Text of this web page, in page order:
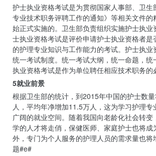
护士执业资格考试是为贯彻国家人事部、卫生
专业技术职务评聘工作的通知》等相关文件
始正式实施的。卫生部负责组织实施护士执业
士执业资格考试是评价申请护士执业资格者是
的护理专业知识与工作能力的考试。护士执业
统一考试制度。统一考试大纲，统一命题，统
执业资格考试是作为单位聘任相应技术职务的
5就业前景
根据卫生部的统计，到2015年中国的护士数
人，平均年净增加11.5万人，这为学习护理专
广阔的就业空间。随着我国向老龄化社会转
学的人才将走俏，保健医师、家庭护士也将成
外，专门为个人服务的护理人员的需求量也
题#e#